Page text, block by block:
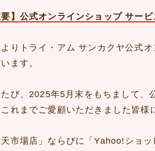
要】公式オンラインショップ サー
りトライ・アム サンカクヤ公式
ます。
たび、2025年5月末をもちまして、
れまでご愛顧いただきました皆様
天市場店」ならびに「Yahoo!ショ